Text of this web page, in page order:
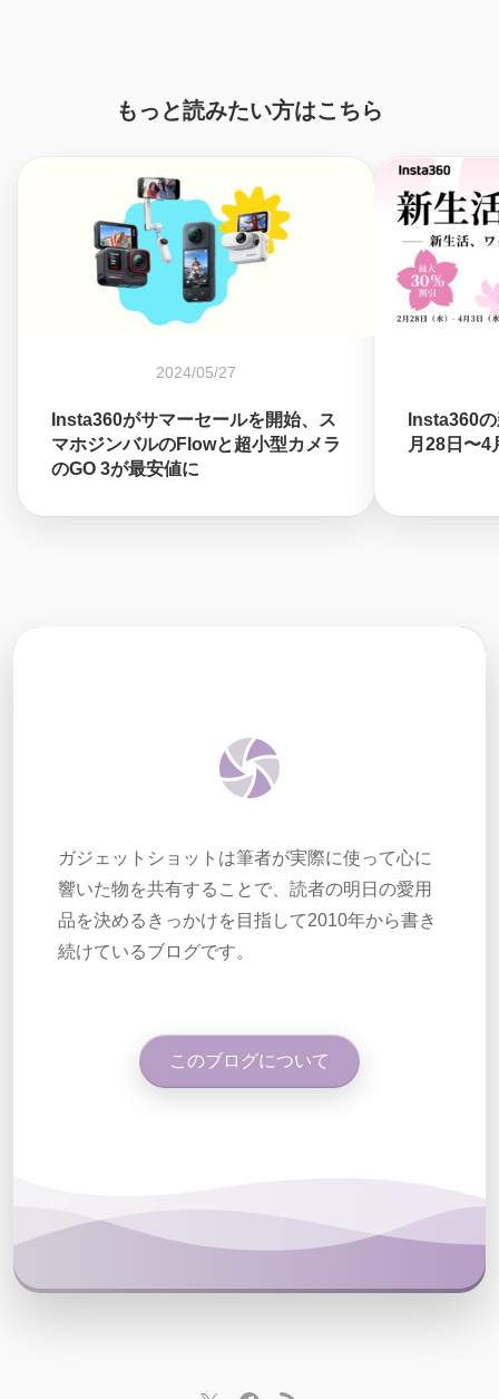
もっと読みたい方はこちら
2024/05/27
Insta360がサマーセールを開始、ス
マホジンバルのFlowと超小型カメラ
のGO 3が最安値に
Insta360
月28日〜4
ガジェットショットは筆者が実際に使って心に
響いた物を共有することで、読者の明日の愛用
品を決めるきっかけを目指して2010年から書き
続けているブログです。
このブログについて